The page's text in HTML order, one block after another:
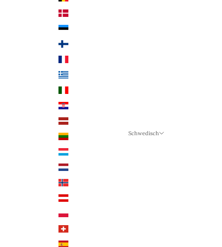
Dänemark (DKK)
Estland (EUR €)
Finnland (EUR €)
Griechenland (EUR €)
Kroatien (EUR €)
Lettland (EUR €)
Litauen (EUR €)
Luxemburg (EUR €)
Niederlande (EUR €)
Norwegen (NOK)
Österreich (EUR €)
Polen (PLN)
Spanien (EUR €)
Schwedisch